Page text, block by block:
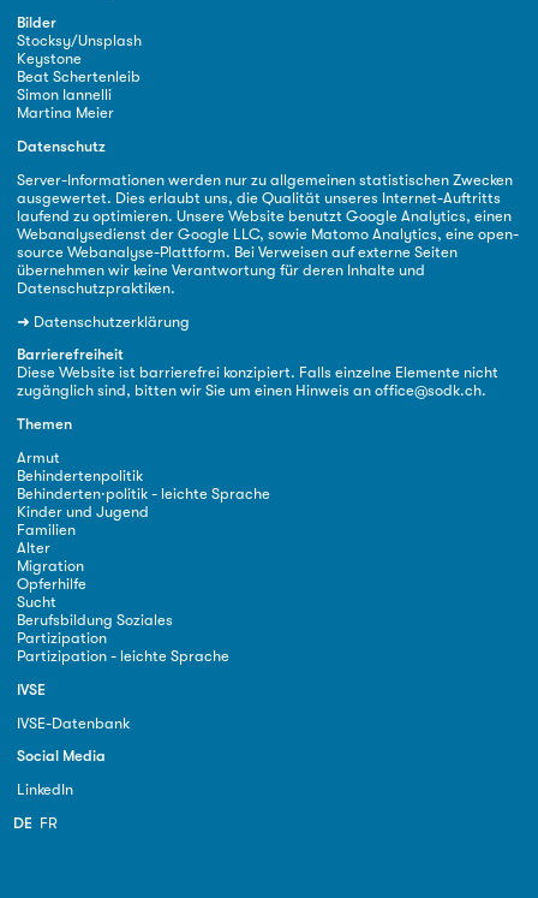
Bilder
Stocksy/Unsplash
Keystone
Beat Schertenleib
Simon Iannelli
Martina Meier
Datenschutz
Server-Informationen werden nur zu allgemeinen statistischen Zwecken
ausgewertet. Dies erlaubt uns, die Qualität unseres Internet-Auftritts
laufend zu optimieren. Unsere Website benutzt Google Analytics, einen
Webanalysedienst der Google LLC, sowie Matomo Analytics, eine open-
source Webanalyse-Plattform. Bei Verweisen auf externe Seiten
übernehmen wir keine Verantwortung für deren Inhalte und
Datenschutzpraktiken.
➜ Datenschutzerklärung
Barrierefreiheit
Diese Website ist barrierefrei konzipiert. Falls einzelne Elemente nicht
zugänglich sind, bitten wir Sie um einen Hinweis an office@sodk.ch.
Themen
Armut
Behindertenpolitik
Behinderten·politik - leichte Sprache
Kinder und Jugend
Familien
Alter
Migration
Opferhilfe
Sucht
Berufsbildung Soziales
Partizipation
Partizipation - leichte Sprache
IVSE
IVSE-Datenbank
Social Media
LinkedIn
DE FR